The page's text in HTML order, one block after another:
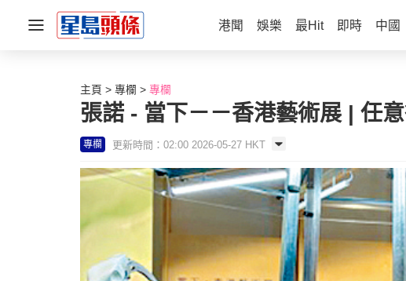
港聞 娛樂 最Hit 即時 中國
主頁 專欄 專欄
張諾 - 當下－－香港藝術展 | 任
專欄 更新時間：02:00 2026-05-27 HKT